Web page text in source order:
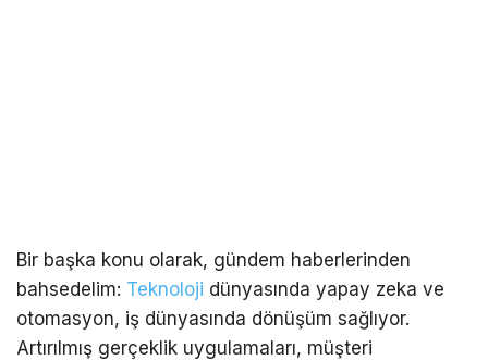
Bir başka konu olarak, gündem haberlerinden
bahsedelim: Teknoloji dünyasında yapay zeka ve
otomasyon, iş dünyasında dönüşüm sağlıyor.
Artırılmış gerçeklik uygulamaları, müşteri